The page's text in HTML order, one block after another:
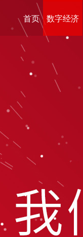
首页 数字经济